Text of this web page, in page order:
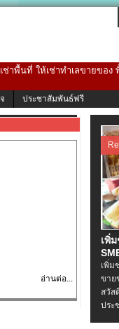
าพื้นที่ ให้เช่าทำเลขายขอ
ประชาสัมพันธ์ฟรี
อ่านต่อ...
เพิ่
เพิ่ม
ขาย
สวัส
ประ